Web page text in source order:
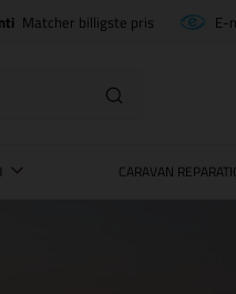
Matcher billigste pris E-
CARAVAN